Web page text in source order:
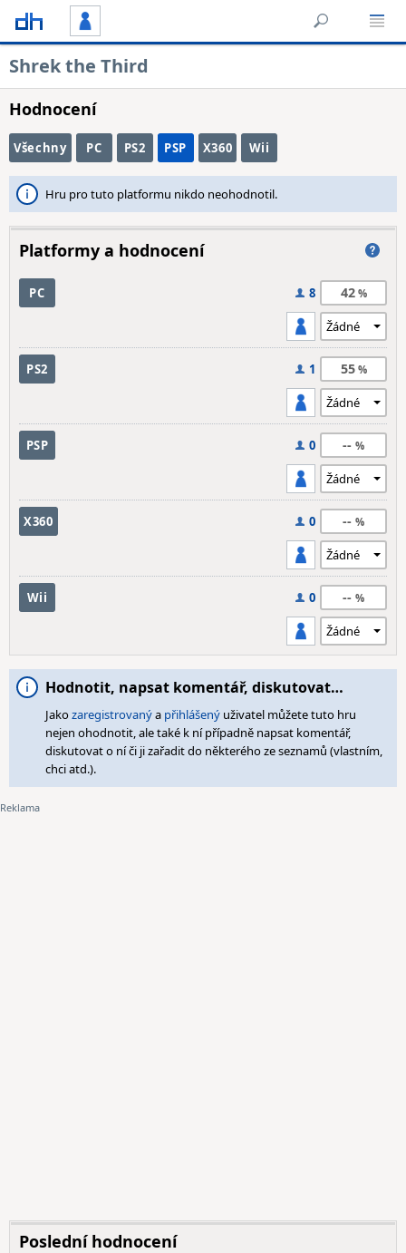
Shrek the Third
Hodnocení
Všechny PC PS2 PSP X360 Wii
Hru pro tuto platformu nikdo neohodnotil.
Platformy a hodnocení
PC 8 42
PS2 1 55
PSP 0 --
X360 0 --
Wii 0 --
Hodnotit, napsat komentář, diskutovat…
Jakozaregistrovanýa přihlášený uživatel můžete tuto hru
nejen ohodnotit, ale také k ní případně napsat komentář,
diskutovat o ní či ji zařadit do některého ze seznamů (vlastním,
chci atd.).
Poslední hodnocení